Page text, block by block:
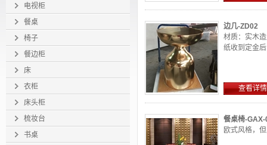
电视柜
餐桌
椅子
餐边柜
床
衣柜
床头柜
梳妆台
书桌
边几-ZD02
材质：实木
纸收到定金
查看详情
餐桌椅-GAX-
欧式风格，